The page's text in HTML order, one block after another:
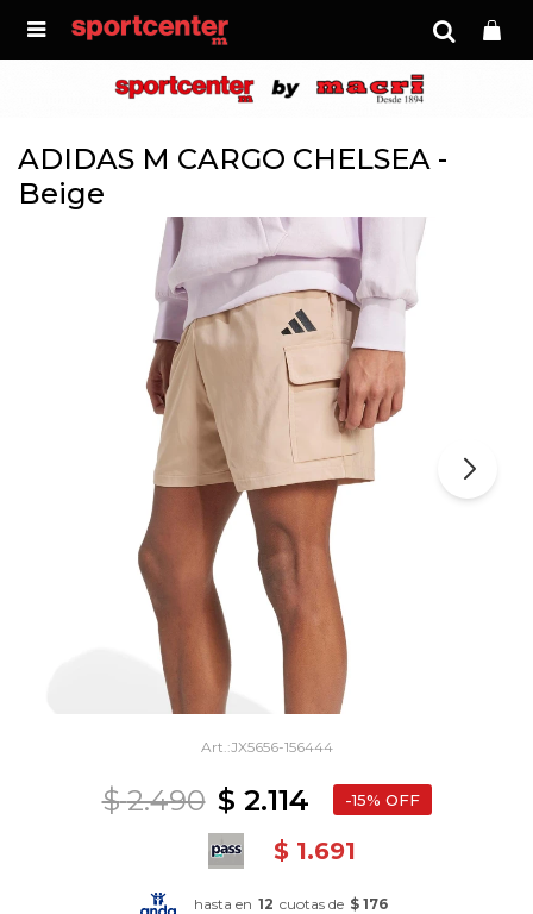

ADIDAS M CARGO CHELSEA -
Beige
JX5656-156444
$ 2.114
$ 2.490 15
$ 1.691
hasta en 12 cuotas de $ 176